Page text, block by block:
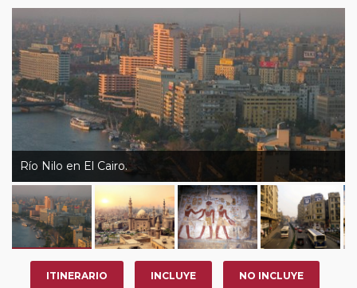
Río Nilo en El Cairo.
ITINERARIO INCLUYE NO INCLUYE